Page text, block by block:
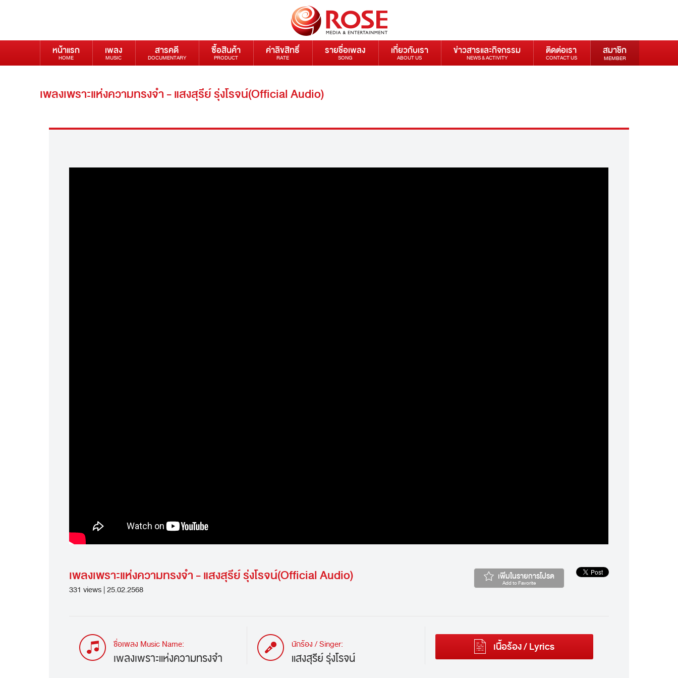
หน้าแรก
HOME
เพลง
MUSIC
สารคดี
DOCUMENTARY
ซื้อสินค้า
PRODUCT
ค่าลิขสิทธิ์
RATE
รายชื่อเพลง
SONG
เกี่ยวกับเรา
ABOUT US
ข่าวสารและกิจกรรม
NEWS & ACTIVITY
ติดต่อเรา
CONTACT US
สมาชิก
MEMBER
เพลงเพราะแห่งความทรงจำ - แสงสุรีย์ รุ่งโรจน์(Official Audio)
เพิ่มในรายการโปรด
Add to Favorite
เพลงเพราะแห่งความทรงจำ - แสงสุรีย์ รุ่งโรจน์(Official Audio)
331 views | 25.02.2568
ชื่อเพลง Music Name:
เพลงเพราะแห่งความทรงจำ
นักร้อง / Singer:
แสงสุรีย์ รุ่งโรจน์
เนื้อร้อง / Lyrics